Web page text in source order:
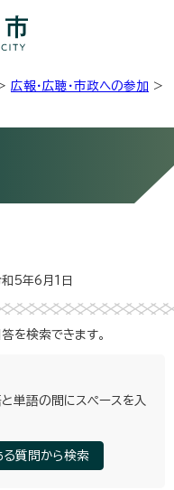
広報・広聴・市政への参加 >
5年6月1日
を検索できます。
単語の間にスペースを入